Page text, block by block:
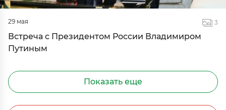
29 мая 3
Встреча с Президентом России Владимиром
Путиным
Показать еще